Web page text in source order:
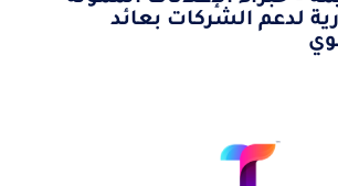
لدعم الشركات بعائد